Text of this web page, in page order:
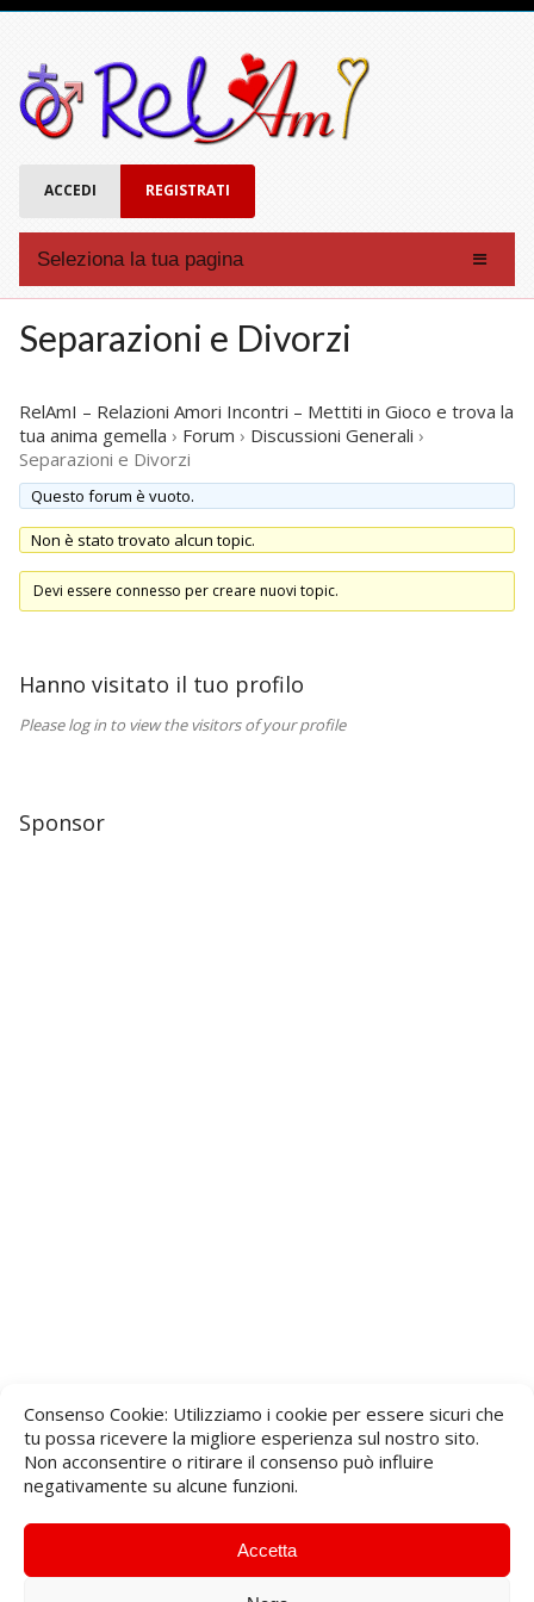
Consenso Cookie: Utilizziamo i cookie per essere sicuri che
tu possa ricevere la migliore esperienza sul nostro sito.
Non acconsentire o ritirare il consenso può influire
negativamente su alcune funzioni.
Accetta
ACCEDI REGISTRATI
Seleziona la tua pagina
Affinità
Forum
Eventi
Account
Registrati
Contattaci
Separazioni e Divorzi
RelAmI – Relazioni Amori Incontri – Mettiti in Gioco e trova la
tua anima gemella › Forum › Discussioni Generali ›
Separazioni e Divorzi
Questo forum è vuoto.
Non è stato trovato alcun topic.
Devi essere connesso per creare nuovi topic.
Hanno visitato il tuo profilo
Please log in to view the visitors of your profile
Sponsor